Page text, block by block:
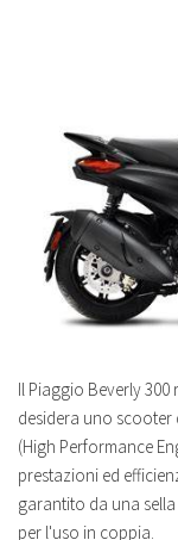
Il Piaggio Beverly
desidera uno scooter
(High Performance
prestazioni ed
garantito da una
per l'uso in coppia.